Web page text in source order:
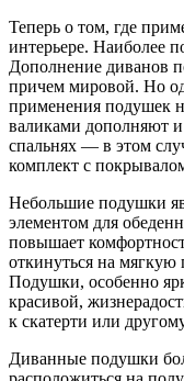
Теперь о том, где
интерьере. Наиболее
Дополнение диванов
причем мировой. Но
применения подушек
валиками дополняют
спальнях — в этом
комплект с
Небольшие подушки
элементом для
повышает
откинуться на мягкую
Подушки, особенно
красивой,
к скатерти или
Диванные подушки